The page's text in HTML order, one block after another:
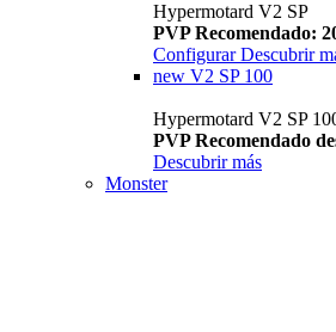
Hypermotard V2 SP
PVP Recomendado:
Configurar Descubrir
new V2 SP 100
Hypermotard V2 SP
PVP Recomendado
Descubrir más
Monster